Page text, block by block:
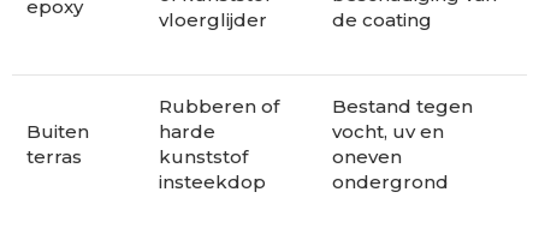
epoxy
vloerglijder
de coating
Buiten
terras
Rubberen of
harde
kunststof
insteekdop
Bestand tegen
vocht, uv en
oneven
ondergrond